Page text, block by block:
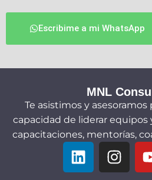
Escribime a mi WhatsApp
MNL
Te asistimos y
capacidad de liderar
capacitaciones, mentorías,